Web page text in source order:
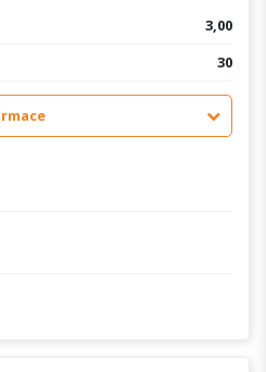
3,00
30